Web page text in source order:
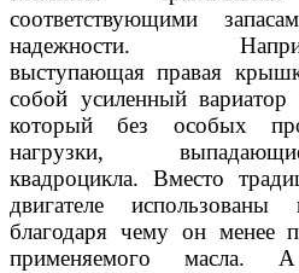
соответствующими
надежности.
выступающаяправая
собой усиленный вариатор
который без особых
нагрузки,
квадроцикла. Вместо
двигателе использованы
благодаря чему он менее
применяемого